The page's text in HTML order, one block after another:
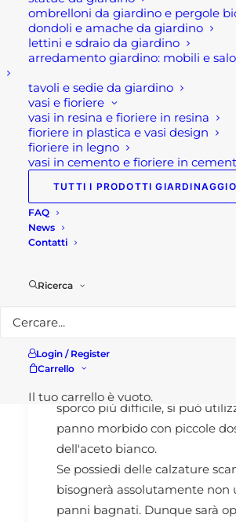
ombrelloni da giardino e pergole
dondoli e amache da giardino
lettini e sdraio da giardino
arredamento giardino: mobili e
tavoli e sedie da giardino
vasi e fioriere
vasi in resina e fioriere in resina
fioriere in plastica e vasi design
fioriere in legno
vasi in cemento e fioriere in
TUTTI I PRODOTTI GIARDINAGGIO
FAQ
News
Contatti
Ricerca
Login / Register
Carrello
Il tuo carrello è vuoto.
contrafforte della scarpa e
deformazione precoce.
Infine se ha la necessità di
applicare con del cotone
imbevuto di latte detergente
e strofinando leggermente e
delicatamente la superficie.
Successivamente lasciare
spazzolare la toma.
Dettagli sulla
perciò ecco come bisogna
Per rimuovere le macchie più
basta utilizzare una spugna
sporco più difficile, si può
panno morbido con piccole
dell'aceto bianco.
Se possiedi delle calzature
bisognerà assolutamente non
panni bagnati. Dunque sarà